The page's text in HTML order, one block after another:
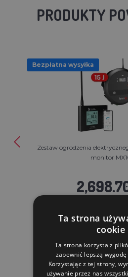
PRODUKTY
Bezpłatna wysyłka
Zestaw ogrodzenia
monitor
DO KOSZYKA
Ta strona
cookie
Ta strona korzysta z
zapewnić lepszą
Korzystając z tej strony,
używanie przez nas